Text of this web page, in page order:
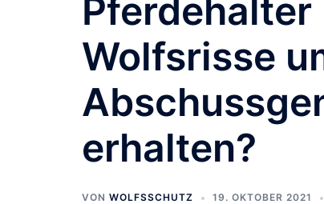
Wolfsrisse
erhalten?
VON WOLFSSCHUTZ 19. OKTOBER 2021